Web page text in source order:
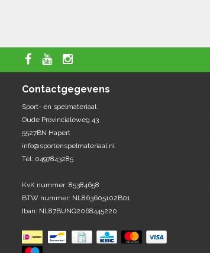
Contactgegevens
Sport- en spelmateriaal
Oude Provincialeweg 43
5527BN Hapert
info@sportenspelmateriaal.nl
Tel: 0497843285
KvK nummer: 85384658
BTW nummer: NL863605102B01
Iban: NL87BUNQ2068445220